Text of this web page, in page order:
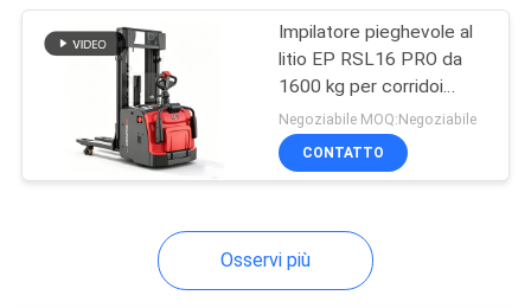
Idraulica Dock
Leveler
Camionino a pallet a
Impilatore pieghevole al
litio EP RSL16 PRO da
1600 kg per corridoi
stretti di magazzino
Negoziabile MOQ:Negoziabile
CONTATTO
Osservi più